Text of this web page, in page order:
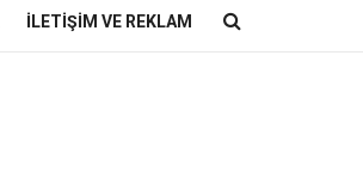
İLETIŞIM VE REKLAM